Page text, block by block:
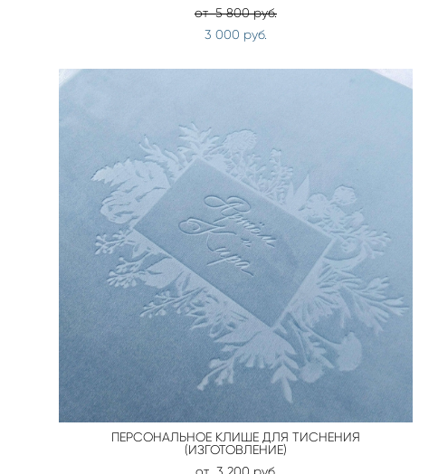
от 5 800 pуб.
3 000 pуб.
ПЕРСОНАЛЬНОЕ КЛИШЕ ДЛЯ ТИСНЕНИЯ
(ИЗГОТОВЛЕНИЕ)